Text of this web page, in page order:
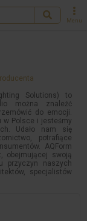
Menu
Solutions) to
można znaleźć
do emocji.
w Polsce i jesteśmy
Udało nam się
potrafiące
AQForm
obejmującej swoją
przyczyn naszych
specjalistów